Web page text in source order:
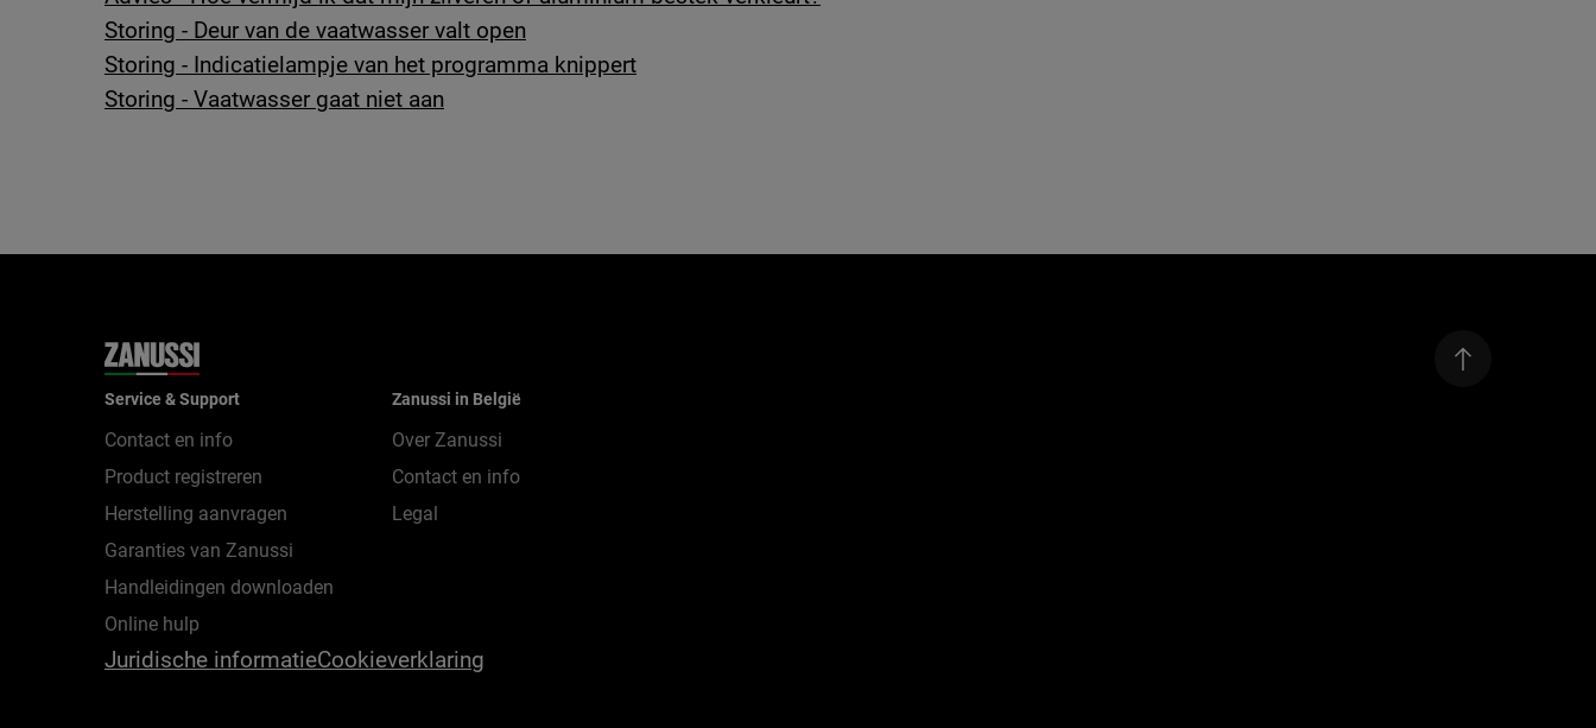
Storing - Deur van de vaatwasser valt open
Storing - Indicatielampje van het programma knippert
Storing - Vaatwasser gaat niet aan
Service & Support
Contact en info
Product registreren
Herstelling aanvragen
Garanties van Zanussi
Handleidingen downloaden
Online hulp
Zanussi in België
Over Zanussi
Contact en info
Legal
Juridische informatieCookieverklaring